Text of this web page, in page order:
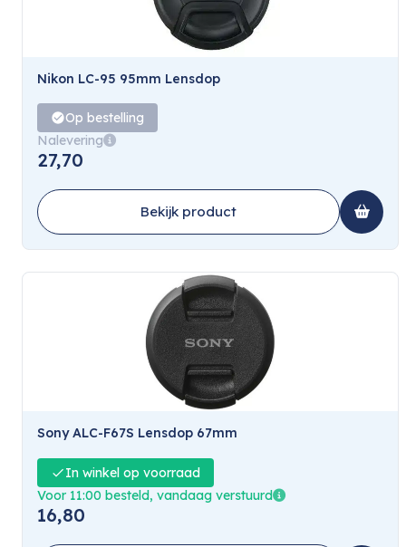
Nikon LC-95 95mm Lensdop
Op bestelling
Nalevering
27,70
Bekijk product
Sony ALC-F67S Lensdop 67mm
In winkel op voorraad
Voor 11:00 besteld, vandaag verstuurd
16,80